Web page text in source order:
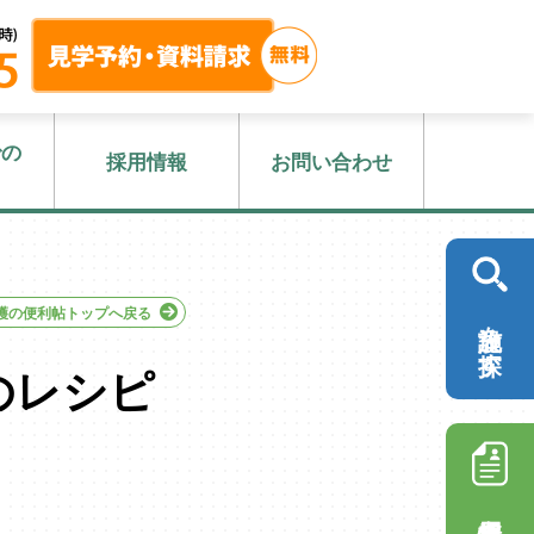
採用情報 お問い合わせ
の便利帖トップへ戻る
レシピ
施設を探す
採用情報を